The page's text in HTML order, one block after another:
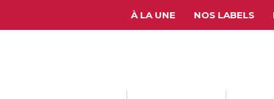
À LA UNE NOS LABELS